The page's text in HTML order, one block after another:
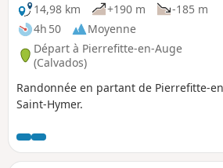
14,98 km
+190 m
-185 m
4h 50
Moyenne
Départ à Pierrefitte-en-Auge
(Calvados)
Randonnée en partant de Pierrefitte-
Saint-Hymer.